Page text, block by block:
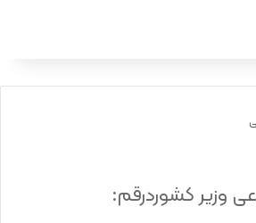
وزیر کشوردرقم: